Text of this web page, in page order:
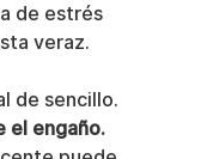
de estrés
veraz.
de sencillo.
el engaño.